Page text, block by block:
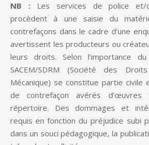
NB : Les services de police et/
procèdent à une saisie du
contrefaçons dans le cadre d’une
avertissent les producteurs ou
leurs droits. Selon l’importance
SACEM/SDRM (Société des
Mécanique) se constitue partie civile
de contrefaçon avérés d’œuvres
répertoire. Des dommages et
requis en fonction du préjudice subi
dans un souci pédagogique, la